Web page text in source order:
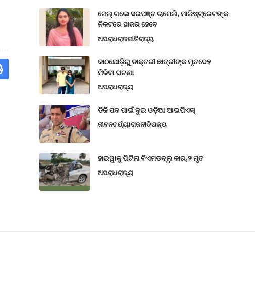
ଜେଲ୍ ଗଲେ ସରପଞ୍ଚ ଚାମେଲି, ମାଜିଷ୍ଟ୍ରେଟଙ୍କ
ନିକଟରେ ହାଜର ହେବେ
ଅପରାଧରାଜନୀତିରାଜ୍ୟ
କାଠଯୋଡ଼ିରୁ ଡାକ୍ତରୀ ଛାତ୍ରୀଙ୍କ ମୃତଦେହ
ମିଳିବା ଘଟଣା
ଅପରାଧରାଜ୍ୟ
ଡିଜି ପଦ ପାଇଁ ଦୁଇ ଓଡ଼ିଆ ଆଇପିଏସ୍
ଜୀବନଚର୍ଯ୍ୟାରାଜନୀତିରାଜ୍ୟ
ହାଇୱାକୁ ପିଟିଲା ବିଏମଡବ୍ଲୁ କାର,୨ ମୃତ
ଅପରାଧରାଜ୍ୟ